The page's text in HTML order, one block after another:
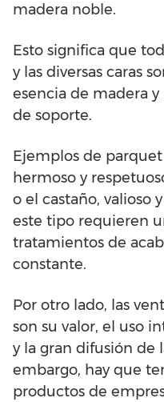
madera noble.
Esto significa que
y las diversas caras
esencia de madera
de soporte.
Ejemplos de
hermoso y
o el castaño, valioso
este tipo requieren
tratamientos de
constante.
Por otro lado, las
son su valor, el uso
y la gran difusión de
embargo, hay que
productos de